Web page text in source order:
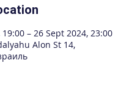
– 26 Sept 2024, 23:00
Alon St 14,